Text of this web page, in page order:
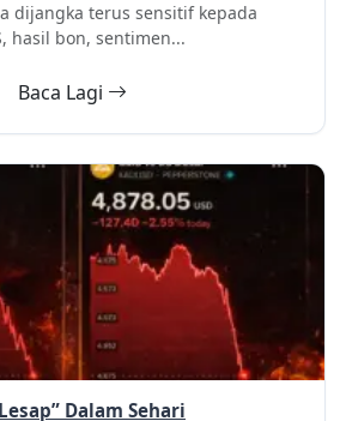
dijangka terus sensitif kepada
hasil bon, sentimen...
Baca Lagi
Dalam Sehari